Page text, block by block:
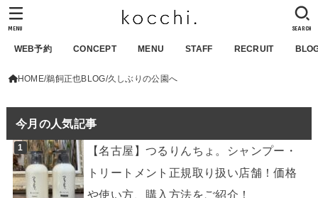
WEB予約 CONCEPT MENU STAFF RECRUIT
SEARCH
MENU
HOME 鵜飼正也BLOG 久しぶりの公園へ
今月の人気記事
【名古屋】つるりんちょ。シャンプー・
トリートメント正規取り扱い店舗！価格
や使い方、購入方法をご紹介！